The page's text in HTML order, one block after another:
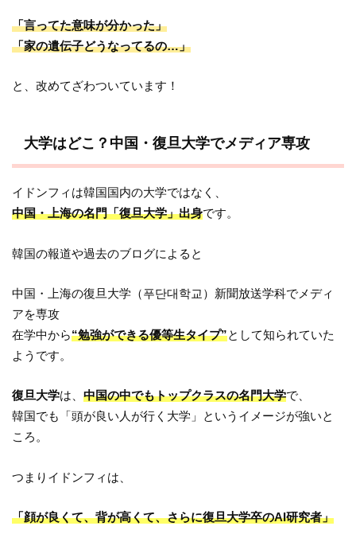
「言ってた意味が分かった」
「家の遺伝子どうなってるの…」
と、改めてざわついています！
大学はどこ？中国・復旦大学でメディア専攻
イドンフィは韓国国内の大学ではなく、
中国・上海の名門「復旦大学」出身です。
韓国の報道や過去のブログによると
中国・上海の復旦大学（푸단대학교）新聞放送学科でメディ
アを専攻
在学中から“勉強ができる優等生タイプ”として知られていた
ようです。
復旦大学は、中国の中でもトップクラスの名門大学で、
韓国でも「頭が良い人が行く大学」というイメージが強いと
ころ。
つまりイドンフィは、
「顔が良くて、背が高くて、さらに復旦大学卒のAI研究者」